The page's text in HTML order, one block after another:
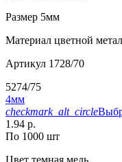
Размер 5мм
Материал цветной
Артикул 1728/70
5274/75
4мм
checkmark_alt_circle
1.94 р.
По 1000 шт
Цвет темная медь